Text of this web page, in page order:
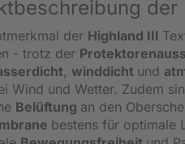
der
der Highland III
- trotz der
, winddicht und
Wind und Wetter. Zudem
Belüftung an den
bestens für optimale